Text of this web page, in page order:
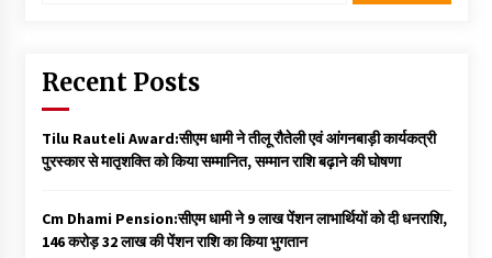
Recent Posts
Tilu Rauteli Award:सीएम धामी ने तीलू रौतेली एवं आंगनबाड़ी कार्यकत्री
पुरस्कार से मातृशक्ति को किया सम्मानित, सम्मान राशि बढ़ाने की घोषणा
Cm Dhami Pension:सीएम धामी ने 9 लाख पेंशन लाभार्थियों को दी धनराशि, ₹
146 करोड़ 32 लाख की पेंशन राशि का किया भुगतान